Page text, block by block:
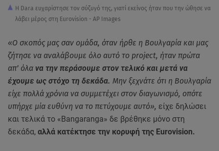
Η Dara ευχαρίστησε τον σύζυγό της, γιατί εκείνος ήταν που την ώθησε να
λάβει μέρος στη Eurovision - AP Images
«Ο σκοπός μας σαν ομάδα, όταν ήρθε η Βουλγαρία και μας
ζήτησε να αναλάβουμε όλο αυτό το project, ήταν πρώτα
απ’ όλα να την περάσουμε στον τελικό και μετά να
έχουμε ως στόχο τη δεκάδα. Μην ξεχνάτε ότι η Βουλγαρία
είχε πολλά χρόνια να συμμετέχει στον διαγωνισμό, οπότε
υπήρχε μία ευθύνη να το πετύχουμε αυτό», είχε δηλώσει
και τελικά το «Bangaranga» δε βρέθηκε μόνο στη
δεκάδα, αλλά κατέκτησε την κορυφή της Eurovision.